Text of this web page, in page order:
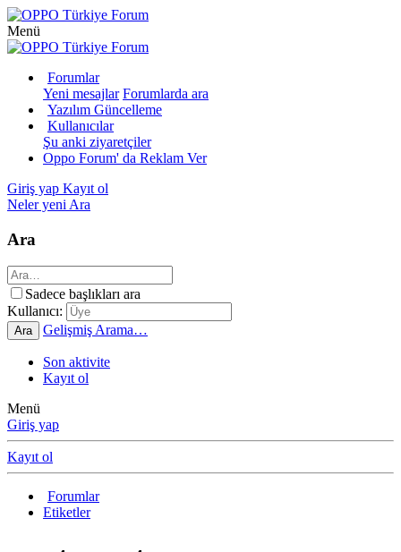
Menü
Forumlar
Yeni mesajlar Forumlarda ara
Yazılım Güncelleme
Kullanıcılar
Şu anki ziyaretçiler
Oppo Forum' da Reklam Ver
Giriş yap Kayıt ol
Neler yeni Ara
Ara
Sadece başlıkları ara
Kullanıcı:
Ara Gelişmiş Arama…
Son aktivite
Kayıt ol
Menü
Giriş yap
Kayıt ol
Forumlar
Etiketler